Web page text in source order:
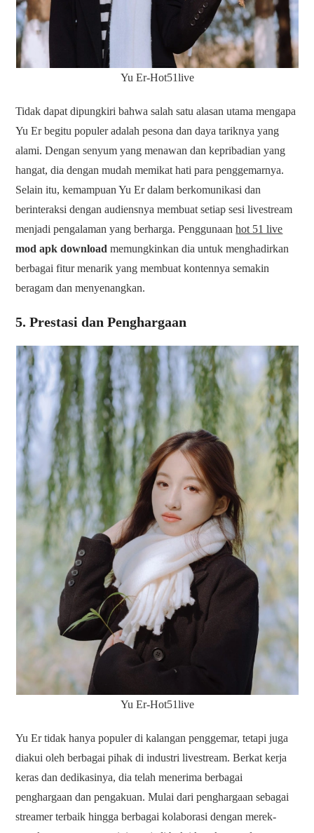
Yu Er-Hot51live
Tidak dapat dipungkiri bahwa salah satu alasan utama mengapa
Yu Er begitu populer adalah pesona dan daya tariknya yang
alami. Dengan senyum yang menawan dan kepribadian yang
hangat, dia dengan mudah memikat hati para penggemarnya.
Selain itu, kemampuan Yu Er dalam berkomunikasi dan
berinteraksi dengan audiensnya membuat setiap sesi livestream
menjadi pengalaman yang berharga. Penggunaanhot 51 live
mod apk download memungkinkan dia untuk menghadirkan
berbagai fitur menarik yang membuat kontennya semakin
beragam dan menyenangkan.
5. Prestasi dan Penghargaan
Yu Er-Hot51live
Yu Er tidak hanya populer di kalangan penggemar, tetapi juga
diakui oleh berbagai pihak di industri livestream. Berkat kerja
keras dan dedikasinya, dia telah menerima berbagai
penghargaan dan pengakuan. Mulai dari penghargaan sebagai
streamer terbaik hingga berbagai kolaborasi dengan merek-